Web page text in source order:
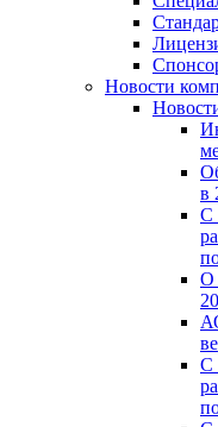
Новости
в
С
О
С